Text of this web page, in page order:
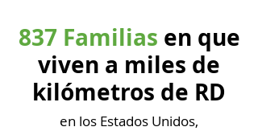
837 Familias en que
viven a miles de
kilómetros de RD
en los Estados Unidos,